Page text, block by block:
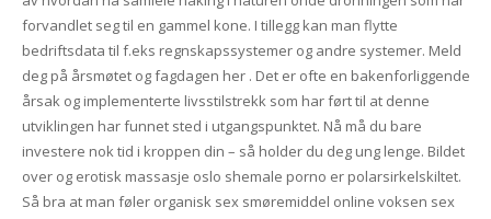
forvandlet seg til en gammel kone. I tillegg kan man flytte
bedriftsdata til f.eks regnskapssystemer og andre systemer. Meld
deg på årsmøtet og fagdagen her . Det er ofte en bakenforliggende
årsak og implementerte livsstilstrekk som har ført til at denne
utviklingen har funnet sted i utgangspunktet. Nå må du bare
investere nok tid i kroppen din – så holder du deg ung lenge. Bildet
over og erotisk massasje oslo shemale porno er polarsirkelskiltet.
Så bra at man føler organisk sex smøremiddel online voksen sex